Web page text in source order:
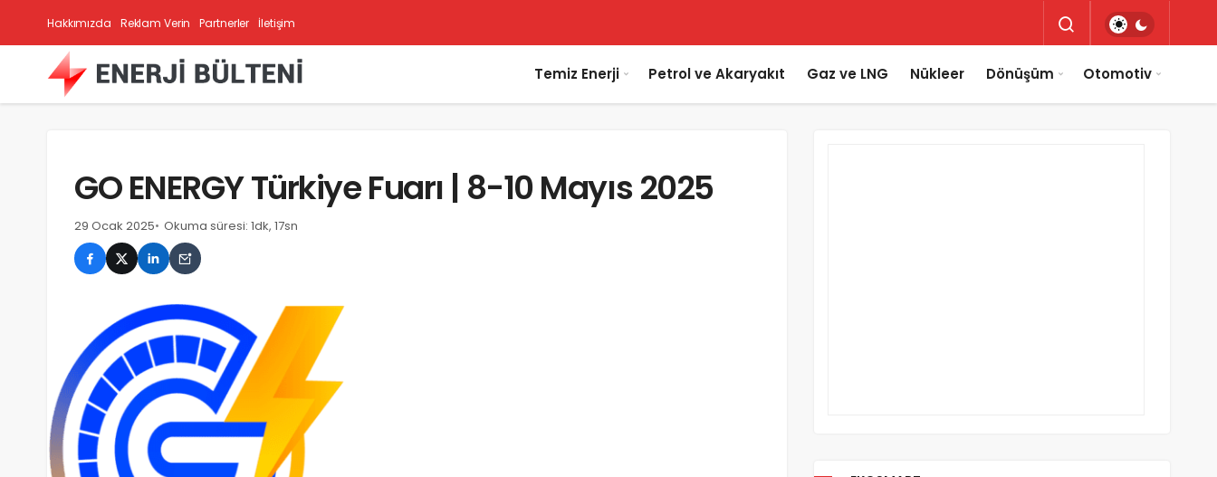
Hakkımızda Reklam Verin Partnerler İletişim
Temiz Enerji Petrol ve Akaryakıt Gaz ve LNG Nükleer Dönüşüm Otomotiv
GO ENERGY Türkiye Fuarı | 8-10 Mayıs 2025
29 Ocak 2025 Okuma süresi: 1dk, 17sn